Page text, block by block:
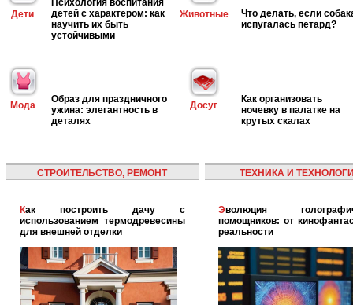
Дети
Психология воспитания
детей с характером: как
научить их быть
устойчивыми
Животные
Что делать, если
испугалась петард?
Мода
Образ для праздничного
ужина: элегантность в
деталях
Досуг
Как организовать
ночевку в палатке на
крутых скалах
СТРОИТЕЛЬСТВО, РЕМОНТ
Как построить дачу с
использованием термодревесины
для внешней отделки
ТЕХНИКА И
Эволюция голографических
помощников: от
реальности